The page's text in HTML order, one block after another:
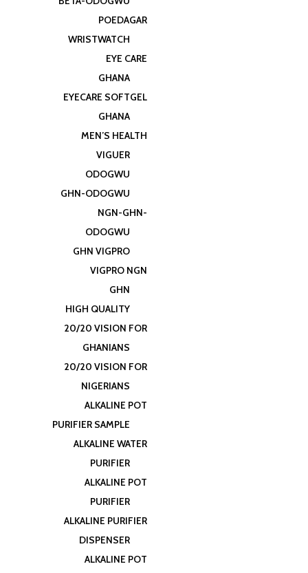
POEDAGAR
WRISTWATCH
EYE CARE
GHANA
EYECARE SOFTGEL
GHANA
MEN’S HEALTH
VIGUER
ODOGWU
GHN-ODOGWU
NGN-GHN-
ODOGWU
GHN VIGPRO
VIGPRO NGN
GHN
HIGH QUALITY
20/20 VISION FOR
GHANIANS
20/20 VISION FOR
NIGERIANS
ALKALINE POT
PURIFIER SAMPLE
ALKALINE WATER
PURIFIER
ALKALINE POT
PURIFIER
ALKALINE PURIFIER
DISPENSER
ALKALINE POT